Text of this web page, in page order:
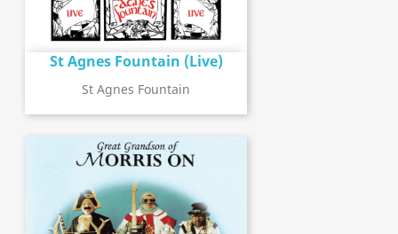
St Agnes Fountain (Live)
St Agnes Fountain